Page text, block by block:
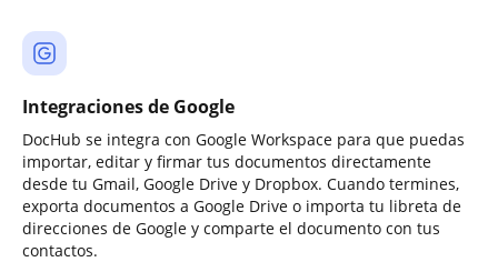
Integraciones de Google
DocHub se integra con Google Workspace para que puedas
importar, editar y firmar tus documentos directamente
desde tu Gmail, Google Drive y Dropbox. Cuando termines,
exporta documentos a Google Drive o importa tu libreta de
direcciones de Google y comparte el documento con tus
contactos.